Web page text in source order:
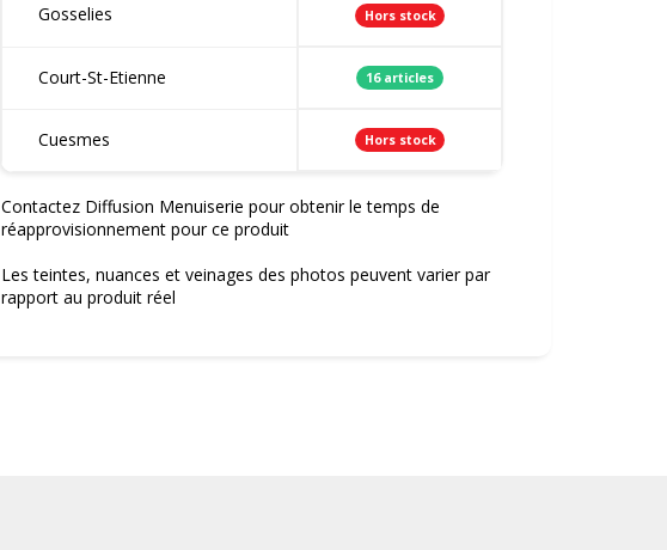
Gosselies Hors stock
Court-St-Etienne 16 articles
Cuesmes Hors stock
Contactez Diffusion Menuiserie pour obtenir le temps de
réapprovisionnement pour ce produit
Les teintes, nuances et veinages des photos peuvent varier par
rapport au produit réel